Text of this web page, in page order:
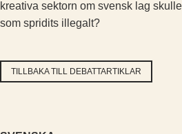
kreativa sektorn om svensk lag
som spridits illegalt?
TILLBAKA TILL DEBATTARTIKLAR